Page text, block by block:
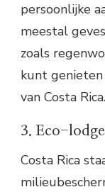
persoonlijke
meestal
zoals
kunt
van Costa Rica.
3. Eco-
Costa Rica